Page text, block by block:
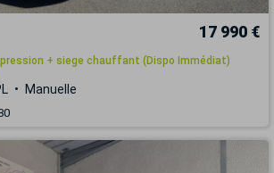
17 990 €
+ siege chauffant (Dispo Immédiat)
Manuelle